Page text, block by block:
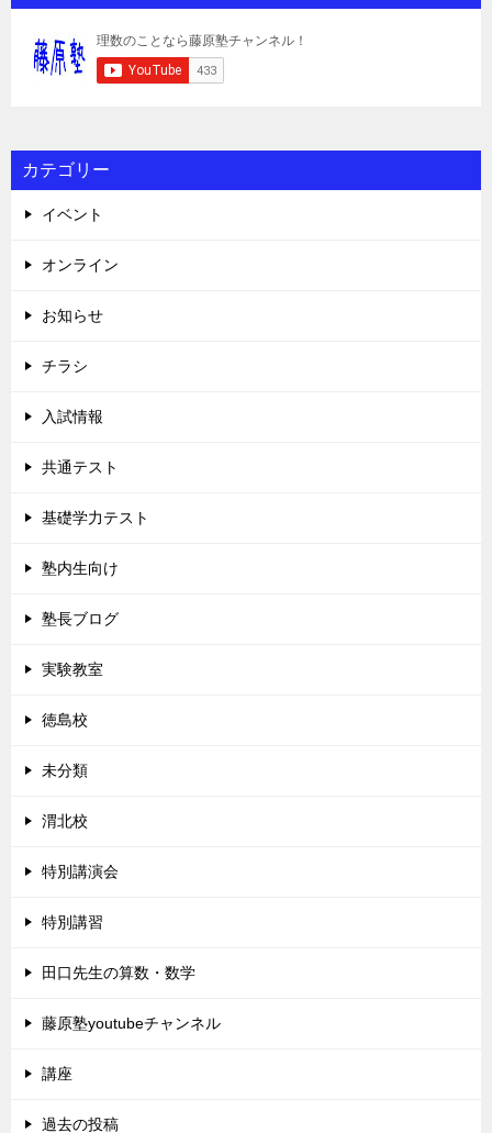
カテゴリー
イベント
オンライン
お知らせ
チラシ
入試情報
共通テスト
基礎学力テスト
塾内生向け
塾長ブログ
実験教室
徳島校
未分類
渭北校
特別講演会
特別講習
田口先生の算数・数学
藤原塾youtubeチャンネル
講座
過去の投稿